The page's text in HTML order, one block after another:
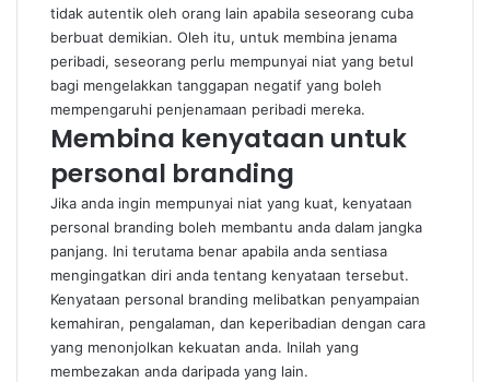
tidak autentik oleh orang lain apabila seseorang cuba
berbuat demikian. Oleh itu, untuk membina jenama
peribadi, seseorang perlu mempunyai niat yang betul
bagi mengelakkan tanggapan negatif yang boleh
mempengaruhi penjenamaan peribadi mereka.
Membina kenyataan untuk
personal branding
Jika anda ingin mempunyai niat yang kuat, kenyataan
personal branding boleh membantu anda dalam jangka
panjang. Ini terutama benar apabila anda sentiasa
mengingatkan diri anda tentang kenyataan tersebut.
Kenyataan personal branding melibatkan penyampaian
kemahiran, pengalaman, dan keperibadian dengan cara
yang menonjolkan kekuatan anda. Inilah yang
membezakan anda daripada yang lain.